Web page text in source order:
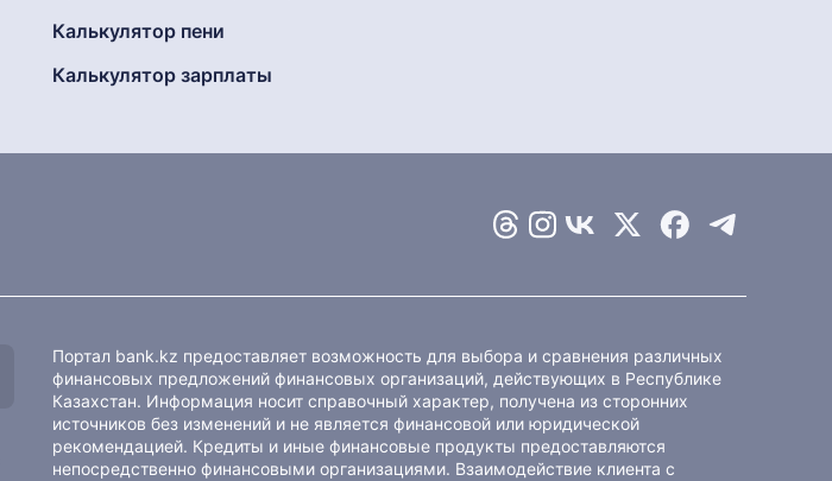
Калькулятор пени
Калькулятор зарплаты
Портал bank.kz предоставляет возможность для выбора и сравнения различных
финансовых предложений финансовых организаций, действующих в Республике
Казахстан. Информация носит справочный характер, получена из сторонних
источников без изменений и не является финансовой или юридической
рекомендацией. Кредиты и иные финансовые продукты предоставляются
непосредственно финансовыми организациями. Взаимодействие клиента с